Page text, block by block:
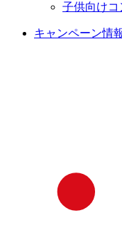
子供向けコ
キャンペーン情